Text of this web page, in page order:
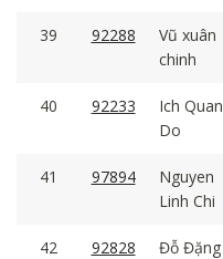
39 92288
Vũ xuân
chinh
40 92233
Ich Quan
Do
41 97894
Nguyen
Linh Chi
42 92828
Đỗ Đặng